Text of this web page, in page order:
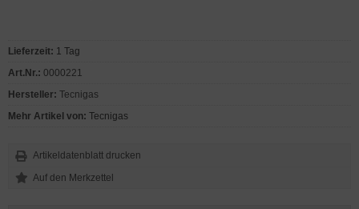
Lieferzeit: 1 Tag
Art.Nr.: 0000221
Hersteller: Tecnigas
Mehr Artikel von: Tecnigas
Artikeldatenblatt drucken